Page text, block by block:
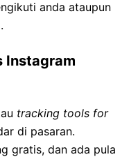
anda ataupun
Instagram
tracking tools for
di pasaran.
gratis, dan ada pula